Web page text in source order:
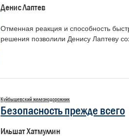
Денис Лаптев
Отменная реакция и способность
решения позволили Денису Лаптеву
Куйбышевский железнодорожник
Безопасность прежде всего
Ильшат Хатмуллин